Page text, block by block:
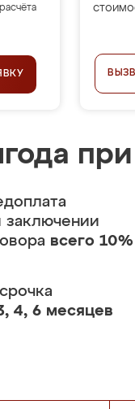
заключении
всего 10%
4, 6 месяцев